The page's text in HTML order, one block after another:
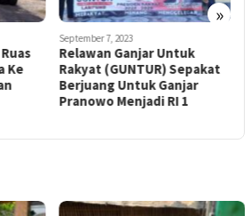
»
Ke
September 7, 2023
Relawan Ganjar Untuk
Rakyat (GUNTUR) Sepakat
Berjuang Untuk Ganjar
Pranowo Menjadi RI 1